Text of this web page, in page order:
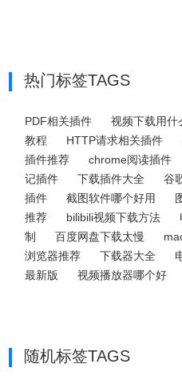
热门标签TAGS
PDF相关插件
视频下载用什
教程
HTTP请求相关插件
插件推荐
chrome阅读插件
记插件
下载插件大全 谷
插件
截图软件哪个好用
推荐
bilibili视频下载方法
制
百度网盘下载太慢
浏览器推荐
下载器大全
最新版
视频播放器哪个好
随机标签TAGS